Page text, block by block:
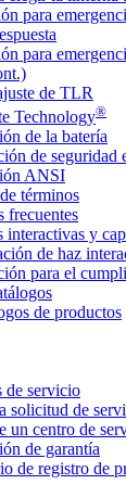
para
para
de TLR
Technology®
de la batería
de seguridad
ANSI
términos
frecuentes
interactivas y
de haz
para el
de productos
de servicio
solicitud de
un centro de
de garantía
de registro de